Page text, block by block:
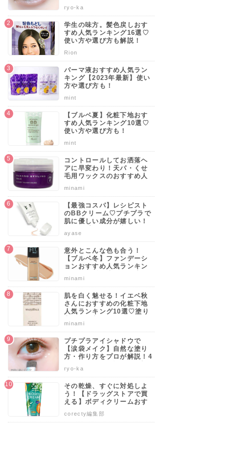
ryo-ka
学生の味方。髪色戻しおす
すめ人気ランキング16選♡
使い方や選び方も解説！
Rion
パーマ液おすすめ人気ラン
キング【2023年最新】使い
方や選び方も！
mint
【ブルベ夏】化粧下地おす
すめ人気ランキング10選♡
使い方や選び方も！
mint
コントロールしてお洒落ヘ
アに早変わり！天パ・くせ
毛用ワックスのおすすめ人
♡使い方や選び方のポイン
minami
【最強コスパ】レシピスト
のBBクリーム♡プチプラで
肌に優しい成分が嬉しい！
らカバーしよう。
ayase
意外とこんな色も合う！
【ブルベ冬】ファンデーシ
ョンおすすめ人気ランキン
ポイントも解説！
minami
肌を白く魅せる！イエベ秋
さんにおすすめの化粧下地
人気ランキング10選♡塗り
説！
minami
プチプラアイシャドウで
【涙袋メイク】自然な塗り
方・作り方をプロが解説！4
伝授します♡
ryo-ka
その乾燥、すぐに対処しよ
う！【ドラッグストアで買
える】ボディクリームおす
すめ人気ランキング10選♡
塗り方や選び方も解説
corecty編集部